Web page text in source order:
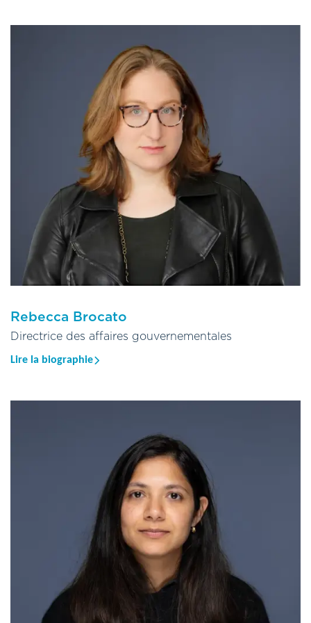
Il est chargé de définir l’orientation stratégique et de veiller à la
dans toute l’Amérique du Nord. Avant de prendre sa retraite au
sein du Service des douanes et de la protection des frontières
des États-Unis (CBP), il occupait un poste de direction et s’était
illustré en menant à bien la modernisation des laboratoires à
l’échelle de l’organisation afin de renforcer les capacités
opérationnelles et de soutenir la sécurité aux frontières.
Dave compte plus de 30 ans de service au sein de
l’administration fédérale, plus récemment en tant que
commissaire adjoint chargé des laboratoires et des services
scientifiques au sein du CBP, où il a dirigé plus de 350
scientifiques soutenant les opérations des forces de l’ordre à
l’échelle nationale. Au cours de sa carrière, il a occupé des
postes à responsabilité au sein du Département de la sécurité
Presidential Rank Award et le CBP Commissioner’s Award, et
est titulaire d’une licence en chimie de l’Université du Pacifique.
Rebecca Brocato
Directrice des affaires gouvernementales
Rebecca a rejoint Oritain en 2026, apportant avec elle une
publique, de la réglementation et des marchés mondiaux. Avant
un cabinet de conseil stratégique spécialisé qui aide les
entreprises des secteurs des technologies de pointe et des
énergies propres à gérer les risques commerciaux,
réglementaires et politiques. Rebecca a lancé ce cabinet après
avoir occupé le poste de chef de cabinet au sein de
l’International Development Finance Corporation (IDFC) des
États-Unis, qui gère un portefeuille de 34 milliards de dollars
visant à promouvoir les intérêts économiques et de sécurité
nationale des États-Unis par le biais d’investissements et de
mesures d’atténuation des risques.
Auparavant, Rebecca a occupé les fonctions d’assistante
Lire la biographie